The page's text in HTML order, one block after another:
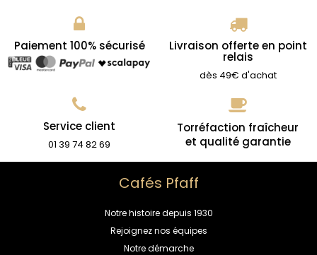
Paiement 100% sécurisé Livraison offerte en point
relais
dès 49€ d'achat
Service client
01 39 74 82 69
Torréfaction fraîcheur
et qualité garantie
Cafés Pfaff
Notre histoire depuis 1930
Rejoignez nos équipes
Notre démarche